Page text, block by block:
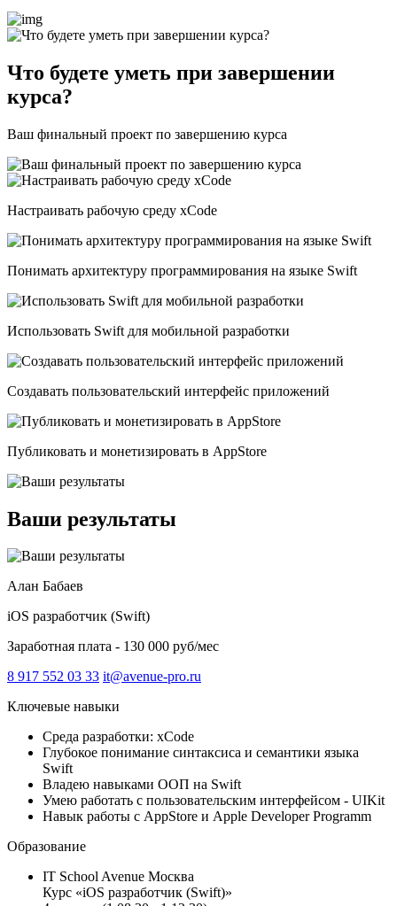
Что будете уметь при завершении
курса?
Ваш финальный проект по завершению курса
Настраивать рабочую среду xCode
Понимать архитектуру программирования на языке Swift
Использовать Swift для мобильной разработки
Создавать пользовательский интерфейс приложений
Публиковать и монетизировать в AppStore
Ваши результаты
Алан Бабаев
iOS разработчик (Swift)
Заработная плата - 130 000 руб/мес
8 917 552 03 33 it@avenue-pro.ru
Ключевые навыки
Среда разработки: xCode
Глубокое понимание синтаксиса и семантики языка
Swift
Владею навыками ООП на Swift
Умею работать с пользовательским интерфейсом - UIKit
Навык работы с AppStore и Apple Developer Programm
Образование
IT School Avenue Москва
Курс «iOS разработчик (Swift)»‎